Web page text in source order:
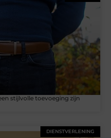
stijlvolle toevoeging zijn
DIENSTVERLENING